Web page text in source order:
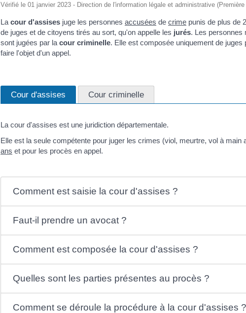
Vérifié le 01 janvier 2023 - Direction de l'information légale et administrative
La cour d'assises juge les personnes accusées de crime punis de plus de
de juges et de citoyens tirés au sort, qu'on appelle les jurés. Les personnes
sont jugées par la cour criminelle. Elle est composée uniquement de
faire l'objet d'un appel.
Cour d'assises Cour criminelle
La cour d'assises est une juridiction départementale.
Elle est la seule compétente pour juger les crimes (viol, meurtre, vol à
ans et pour les procès en appel.
Comment est saisie la cour d'assises ?
Faut-il prendre un avocat ?
Comment est composée la cour d'assises ?
Quelles sont les parties présentes au procès ?
Comment se déroule la procédure à la cour d'assises ?